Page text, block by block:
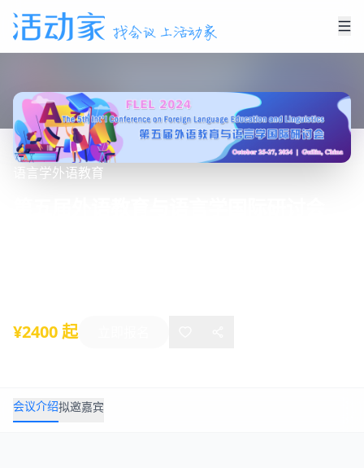
语言学外语教育
¥2400 起
会议介绍拟邀嘉宾